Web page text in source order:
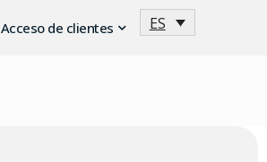
Acceso de clientes ES